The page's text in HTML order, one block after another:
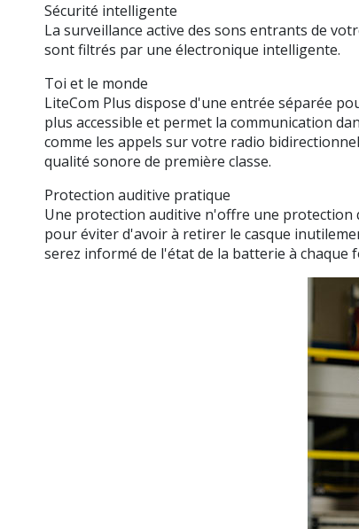
Sécurité intelligente
La surveillance active des sons entrants de
sont filtrés par une électronique intelligente.
Toi et le monde
LiteCom Plus dispose d'une entrée séparée
plus accessible et permet la communication
comme les appels sur votre radio
qualité sonore de première classe.
Protection auditive pratique
Une protection auditive n'offre une protection
pour éviter d'avoir à retirer le casque
serez informé de l'état de la batterie à chaque